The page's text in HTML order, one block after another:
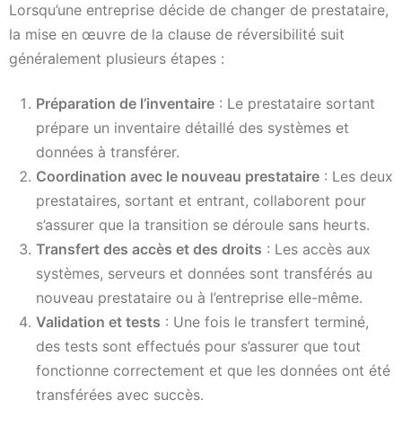
Lorsqu’une entreprise décide de changer de prestataire,
la mise en œuvre de la clause de réversibilité suit
généralement plusieurs étapes :
Préparation de l’inventaire : Le prestataire sortant
prépare un inventaire détaillé des systèmes et
données à transférer.
Coordination avec le nouveau prestataire : Les deux
prestataires, sortant et entrant, collaborent pour
s’assurer que la transition se déroule sans heurts.
Transfert des accès et des droits : Les accès aux
systèmes, serveurs et données sont transférés au
nouveau prestataire ou à l’entreprise elle-même.
Validation et tests : Une fois le transfert terminé,
des tests sont effectués pour s’assurer que tout
fonctionne correctement et que les données ont été
transférées avec succès.